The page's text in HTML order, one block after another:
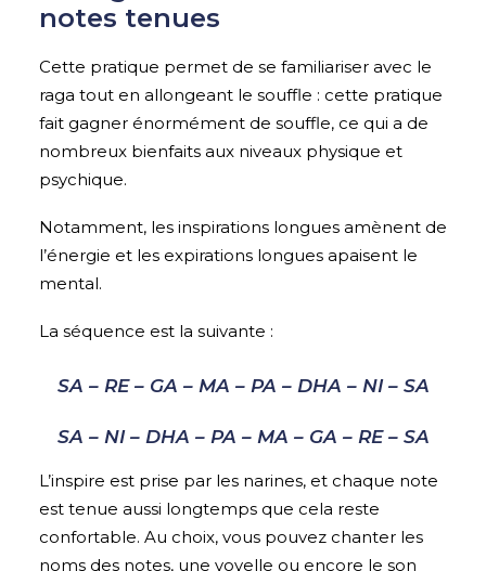
notes tenues
Cette pratique permet de se familiariser avec le
raga tout en allongeant le souffle : cette pratique
fait gagner énormément de souffle, ce qui a de
nombreux bienfaits aux niveaux physique et
psychique.
Notamment, les inspirations longues amènent de
l’énergie et les expirations longues apaisent le
mental.
La séquence est la suivante :
SA – RE – GA – MA – PA – DHA – NI – SA
SA – NI – DHA – PA – MA – GA – RE – SA
L’inspire est prise par les narines, et chaque note
est tenue aussi longtemps que cela reste
confortable. Au choix, vous pouvez chanter les
noms des notes, une voyelle ou encore le son